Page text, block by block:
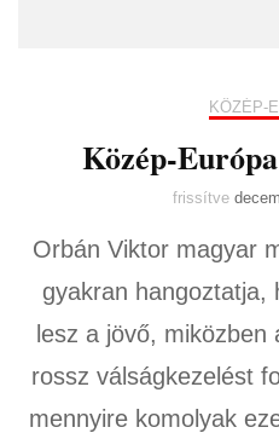
KÖZÉP-
Közép-
frissítve
Orbán Viktor magyar
gyakran hangoztatja,
lesz a jövő, miközben
rossz válságkezelést
mennyire komolyak